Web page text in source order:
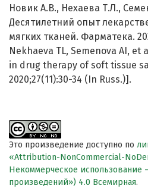
Новик А.В., Нехаева Т.Л.,
Десятилетний опыт
мягких тканей. Фарматека.
Nekhaeva TL, Semenova AI, et
in drug therapy of soft tissue
2020;27(11):30-34 (In Russ.)].
Это произведение доступно по
«Attribution-NonCommercial-
Некоммерческое использование
произведений») 4.0 Всемирная.